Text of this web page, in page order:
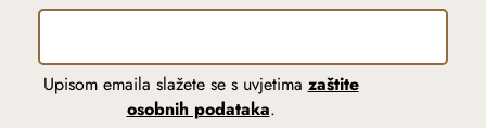
Upisom emaila slažete se s uvjetima zaštite
osobnih podataka.